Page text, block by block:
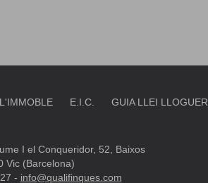
E.I.C. GUIA LLEI LLOGUER
I el Conqueridor, 52, Baixos
Vic (Barcelona)
- info@qualifinques.com